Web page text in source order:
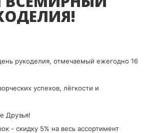
рукоделия, отмечаемый ежегодно 16
успехов, лёгкости и
Друзья!
- скидку 5% на весь ассортимент